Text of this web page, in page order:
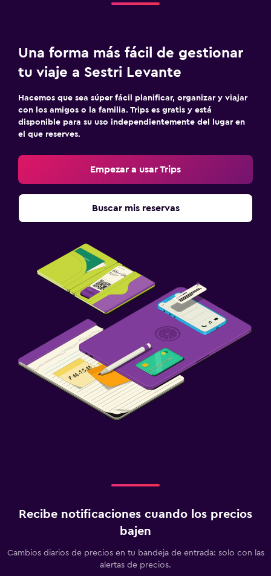
Una forma más fácil de gestionar
tu viaje a Sestri Levante
Hacemos que sea súper fácil planificar, organizar y viajar
con los amigos o la familia. Trips es gratis y está
disponible para su uso independientemente del lugar en
el que reserves.
Empezar a usar Trips
Buscar mis reservas
Recibe notificaciones cuando los precios
bajen
Cambios diarios de precios en tu bandeja de entrada: solo con las
alertas de precios.